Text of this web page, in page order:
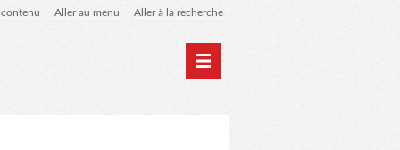
Aller au menu Aller à la recherche